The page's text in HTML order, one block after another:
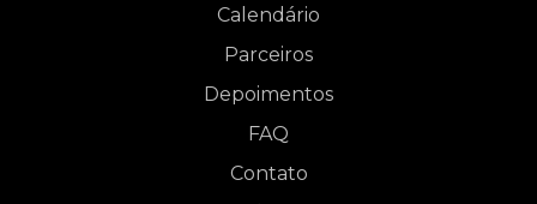
Calendário
Parceiros
Depoimentos
FAQ
Contato